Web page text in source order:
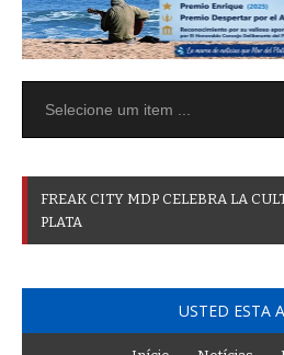
FUROR POR L_
USTED ESTA
Início→Notícias→